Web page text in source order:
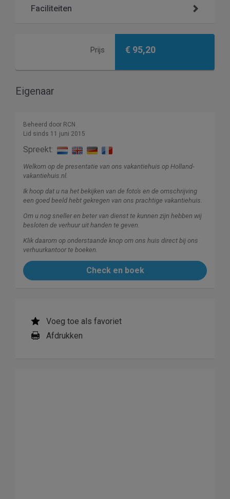
Faciliteiten
Prijs € 95,20
Eigenaar
Beheerd door RCN
Lid sinds 11 juni 2015
Spreekt:
Welkom op de presentatie van ons vakantiehuis op Holland-
vakantiehuis.nl.
Ik hoop dat u na het bekijken van de foto's en de omschrijving
een goed beeld hebt gekregen van ons prachtige vakantiehuis.
Om u nog sneller en beter van dienst te kunnen zijn hebben wij
besloten de verhuur uit handen te geven.
Klik daarom op onderstaande knop om ons huis direct bij ons
verhuurkantoor te boeken.
Check en boek
Voeg toe als favoriet
Afdrukken